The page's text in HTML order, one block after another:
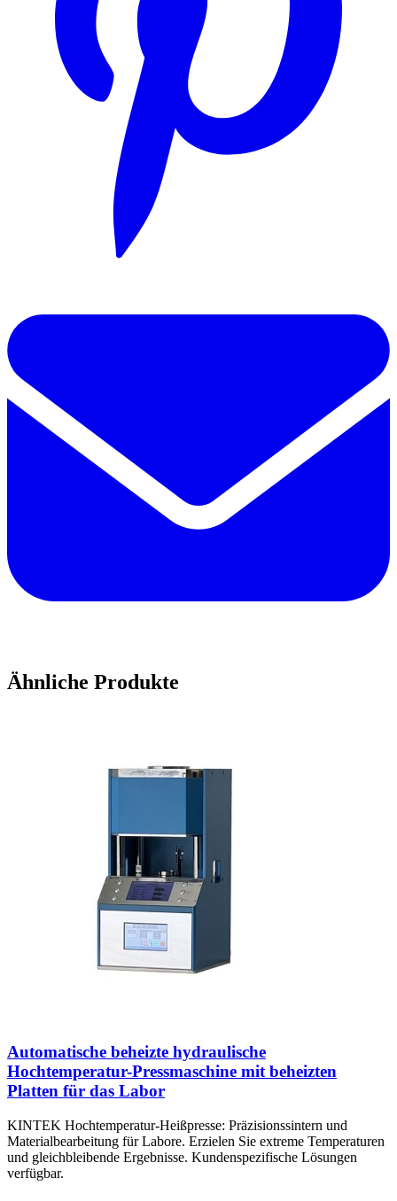
Ähnliche Produkte
Automatische beheizte hydraulische
Hochtemperatur-Pressmaschine mit beheizten
Platten für das Labor
KINTEK Hochtemperatur-Heißpresse: Präzisionssintern und
Materialbearbeitung für Labore. Erzielen Sie extreme Temperaturen
und gleichbleibende Ergebnisse. Kundenspezifische Lösungen
verfügbar.